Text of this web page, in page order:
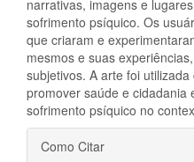
narrativas, imagens e
sofrimento psíquico. Os
que criaram e
mesmos e suas
subjetivos. A arte foi
promover saúde e cidadania
sofrimento psíquico no
Detalhes
Como Citar